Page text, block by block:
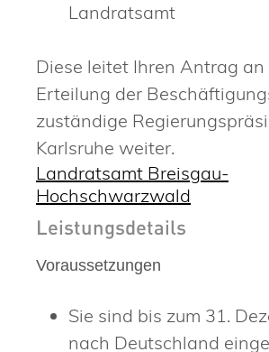
Landratsamt
Diese leitet Ihren Antrag an
Erteilung der
zuständige
Karlsruhe weiter.
Landratsamt Breisgau-
Hochschwarzwald
Leistungsdetails
Voraussetzungen
Sie sind bis zum 31.
nach Deutschland